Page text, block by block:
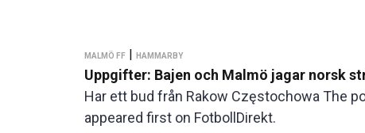
MALMÖ FF | HAMMARBY
Uppgifter: Bajen och Malmö jagar norsk
Har ett bud från Rakow Częstochowa The
appeared first on FotbollDirekt.